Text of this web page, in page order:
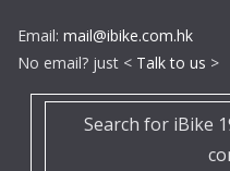
Email: mail@ibike.com.hk
No email? just < Talk to us >
Search for iBike